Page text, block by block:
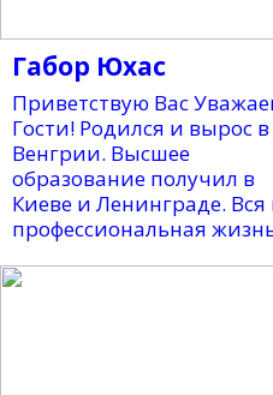
Габор Юхас
Приветствую Вас
Гости! Родился и вырос в
Венгрии. Высшее
образование получил в
Киеве и Ленинграде. Вся
профессиональная